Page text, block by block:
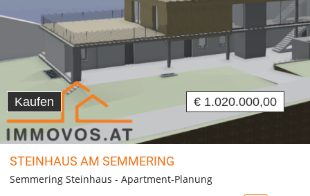
Kaufen € 1.020.000,00
STEINHAUS AM SEMMERING
Semmering Steinhaus - Apartment-Planung